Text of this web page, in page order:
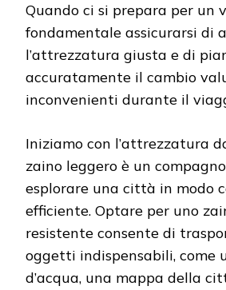
Quando ci si prepara per un
fondamentale assicurarsi di
l’attrezzatura giusta e di
accuratamente il cambio
inconvenienti durante il
Iniziamo con l’attrezzatura
zaino leggero è un
esplorare una città in modo
efficiente. Optare per uno
resistente consente di
oggetti indispensabili, come
d’acqua, una mappa della